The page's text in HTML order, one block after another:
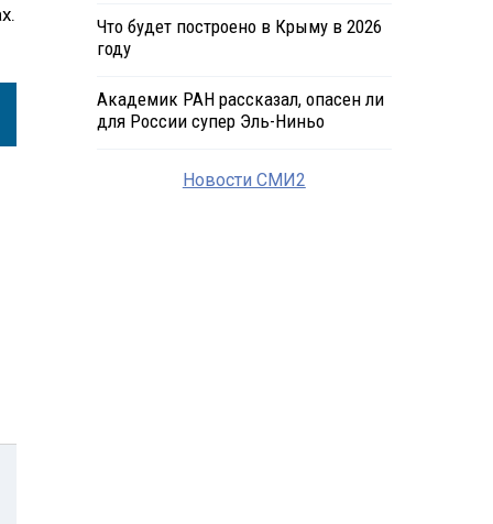
Что будет построено в Крыму в 2026
году
Академик РАН рассказал, опасен ли
для России супер Эль-Ниньо
Новости СМИ2